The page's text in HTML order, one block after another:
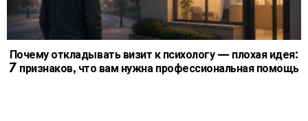
Почему откладывать визит к психологу — плохая идея:
7 признаков, что вам нужна профессиональная помощь